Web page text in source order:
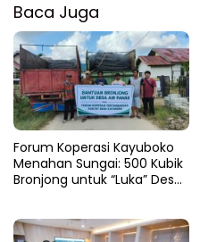
Baca Juga
Forum Koperasi Kayuboko
Menahan Sungai: 500 Kubik
Bronjong untuk “Luka” Desa